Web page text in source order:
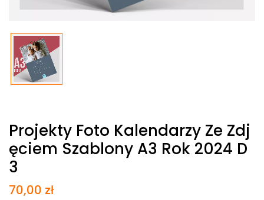
Projekty Foto Kalendarzy Ze Zdj
Ęciem Szablony A3 Rok 2024 D
3
70,00 zł